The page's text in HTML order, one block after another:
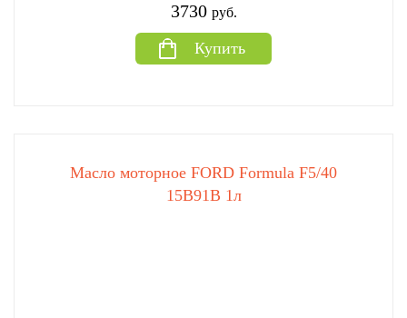
3730 руб.
Купить
Масло моторное FORD Formula F5/40
15B91B 1л